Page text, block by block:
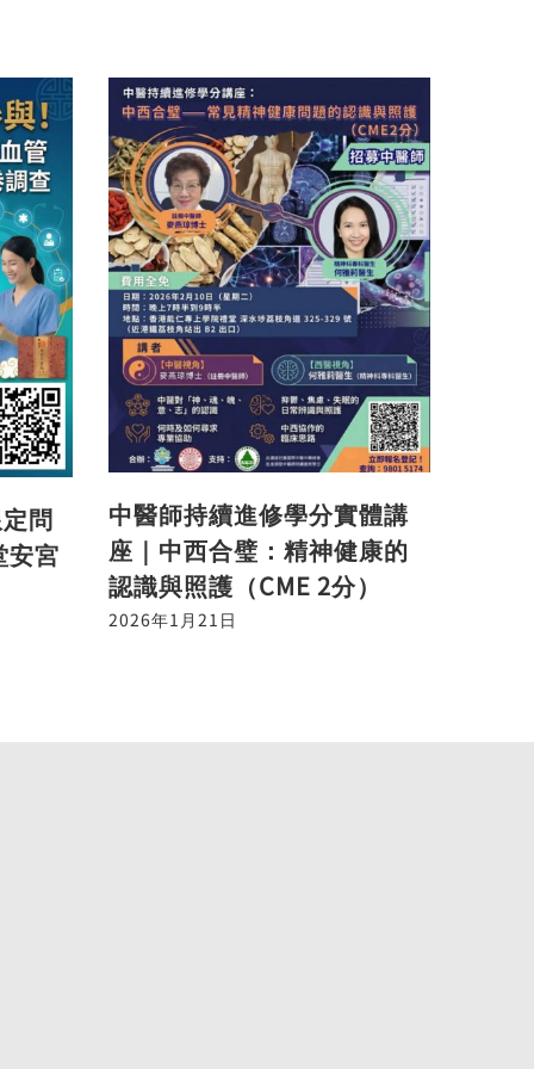
問
安宮
中醫師持續進修學分實體講
座｜中西合璧：精神健康的
認識與照護（CME 2分）
2026年1月21日